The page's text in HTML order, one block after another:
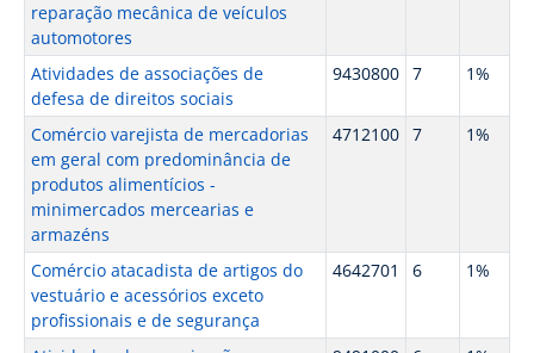
reparação mecânica de veículos
automotores
Atividades de associações de
defesa de direitos sociais
9430800 7 1%
Comércio varejista de mercadorias
em geral com predominância de
produtos alimentícios -
minimercados mercearias e
armazéns
4712100 7 1%
Comércio atacadista de artigos do
vestuário e acessórios exceto
profissionais e de segurança
4642701 6 1%